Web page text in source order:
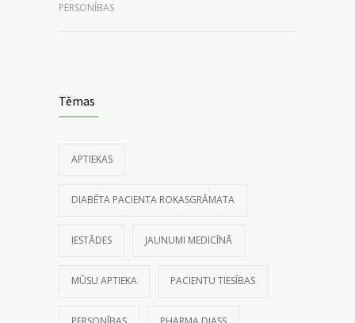
PERSONĪBAS
Tēmas
APTIEKAS
DIABĒTA PACIENTA ROKASGRĀMATA
IESTĀDES JAUNUMI MEDICĪNĀ
MŪSU APTIEKA PACIENTU TIESĪBAS